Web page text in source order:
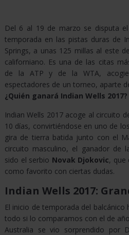
ENLACES
DE
INTERÉS
APUESTAS
DEPORTIVAS
ESPORTS
Del 6 al 19 de marzo se disputa
temporada en las pistas duras de
Springs, a unas 125 millas al este
californiano. Es una de las citas
de la ATP y de la WTA,
espectadores de un torneo, aparte
¿Quién ganará Indian Wells 2017?
Indian Wells 2017 acoge al circuito
10 días, convirtiéndose en uno de
gira de tierra batida junto con el
circuito masculino, el ganador de
sido el serbio Novak Djokovic, que
como favorito con ciertas dudas.
Indian Wells 2017:
El inicio de temporada del
todo si lo comparamos con el de
Australia se vio sorprendido por